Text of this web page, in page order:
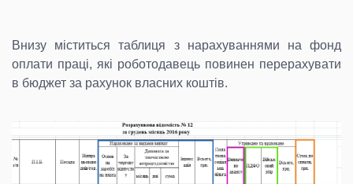
Внизу міститься таблиця з нарахуваннями на фонд
оплати праці, які роботодавець повинен перерахувати
в бюджет за рахунок власних коштів.